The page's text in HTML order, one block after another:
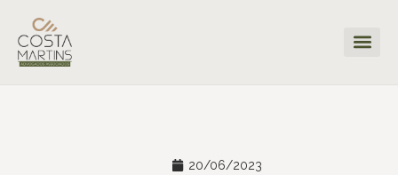
20/06/2023